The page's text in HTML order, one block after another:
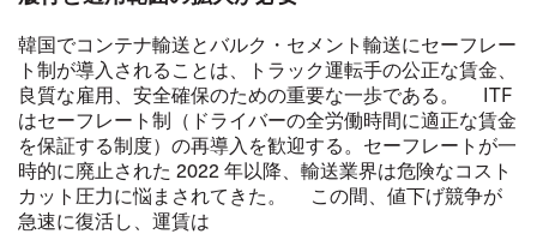
韓国でコンテナ輸送とバルク・セメント輸送にセーフレー
ト制が導入されることは、トラック運転手の公正な賃金、
良質な雇用、安全確保のための重要な一歩である。 ITF
はセーフレート制（ドライバーの全労働時間に適正な賃金
を保証する制度）の再導入を歓迎する。セーフレートが一
時的に廃止された 2022 年以降、輸送業界は危険なコスト
カット圧力に悩まされてきた。 この間、値下げ競争が
急速に復活し、運賃は